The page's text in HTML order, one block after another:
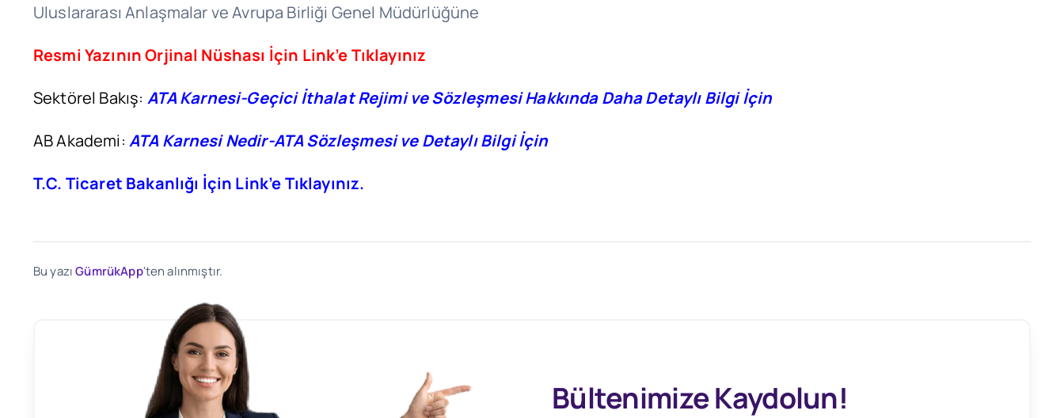
Uluslararası Anlaşmalar ve Avrupa Birliği Genel Müdürlüğüne
Resmi Yazının Orjinal Nüshası İçin Link’e Tıklayınız
Sektörel Bakış: ATA Karnesi-Geçici İthalat Rejimi ve Sözleşmesi Hakkında Daha Detaylı Bilgi İçin
AB Akademi: ATA Karnesi Nedir-ATA Sözleşmesi ve Detaylı Bilgi İçin
T.C. Ticaret Bakanlığı İçin Link’e Tıklayınız.
Bu yazıGümrükApp'ten alınmıştır.
Bültenimize Kaydolun!